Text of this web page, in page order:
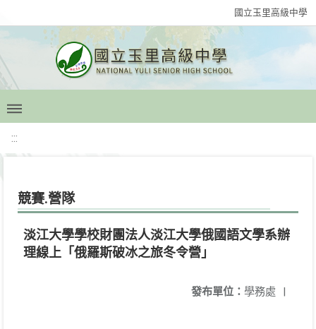
國立玉里高級中學
:::
競賽.營隊
淡江大學學校財團法人淡江大學俄國語文學系辦
理線上「俄羅斯破冰之旅冬令營」
發布單位： 學務處 |